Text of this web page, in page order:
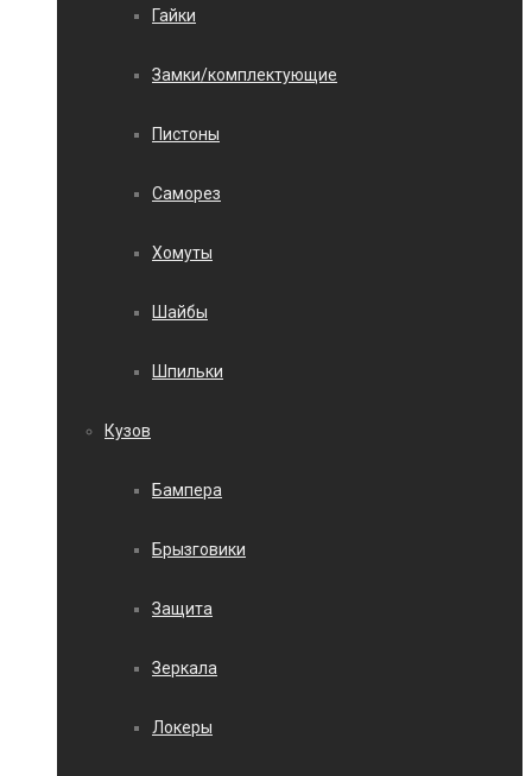
Гайки
Замки/комплектующие
Пистоны
Саморез
Хомуты
Шайбы
Шпильки
Кузов
Бампера
Брызговики
Защита
Зеркала
Локеры